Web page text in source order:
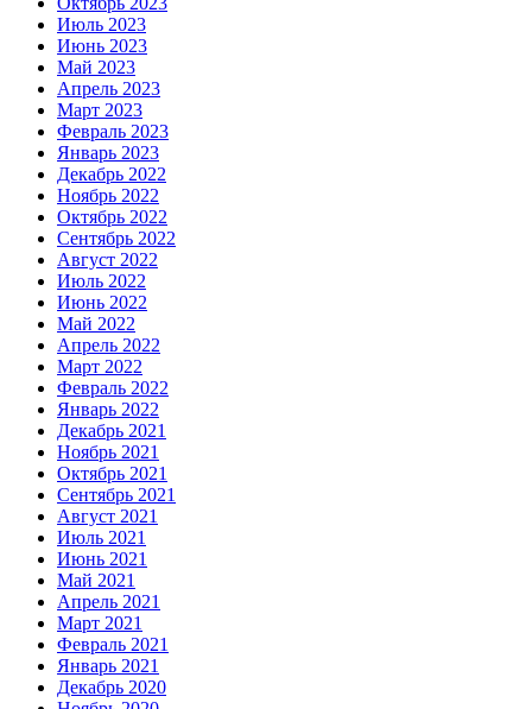
Июль 2023
Июнь 2023
Май 2023
Апрель 2023
Март 2023
Февраль 2023
Январь 2023
Декабрь 2022
Ноябрь 2022
Октябрь 2022
Сентябрь 2022
Август 2022
Июль 2022
Июнь 2022
Май 2022
Апрель 2022
Март 2022
Февраль 2022
Январь 2022
Декабрь 2021
Ноябрь 2021
Октябрь 2021
Сентябрь 2021
Август 2021
Июль 2021
Июнь 2021
Май 2021
Апрель 2021
Март 2021
Февраль 2021
Январь 2021
Декабрь 2020